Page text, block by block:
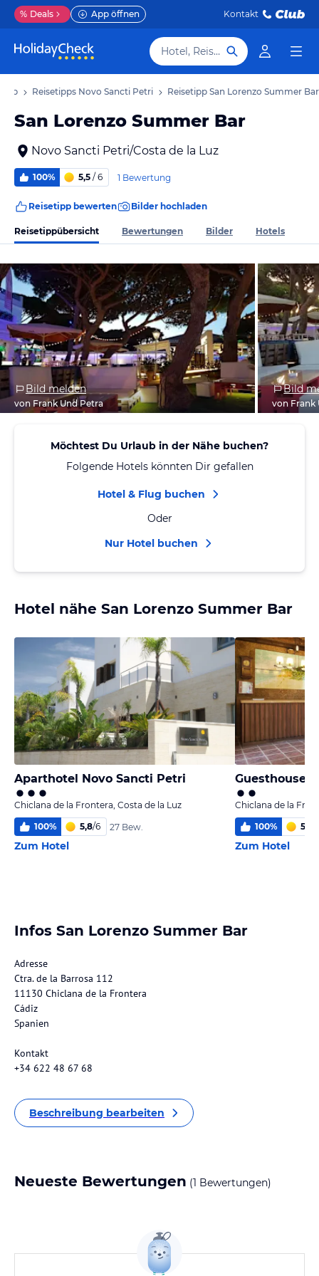
% Deals App öffnen Kontakt
Hotel, Reiseziel
Reisetipps Novo Sancti Petri Reisetipp San Lorenzo Summer Bar
San Lorenzo Summer Bar
Novo Sancti Petri/Costa de la Luz
100% 5,5 / 6 1 Bewertung
Reisetipp bewerten Bilder hochladen
Reisetippübersicht Bewertungen Bilder Hotels
Bild melden
von Frank Und Petra
Bild
von Frank
Möchtest Du Urlaub in der Nähe buchen?
Folgende Hotels könnten Dir gefallen
Hotel & Flug buchen
Oder
Nur Hotel buchen
Hotel nähe San Lorenzo Summer Bar
Aparthotel Novo Sancti Petri
Chiclana de la Frontera, Costa de la Luz
100% 5,8/6 27 Bew.
Zum Hotel
Guesthouse
Chiclana de la
100% 5,7
Zum Hotel
Infos San Lorenzo Summer Bar
Adresse
Ctra. de la Barrosa 112
11130 Chiclana de la Frontera
Cádiz
Spanien
Kontakt
+34 622 48 67 68
Beschreibung bearbeiten
Neueste Bewertungen (1 Bewertungen)